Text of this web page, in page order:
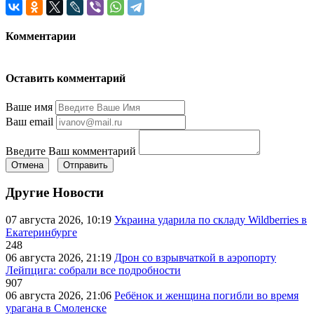
Комментарии
Оставить комментарий
Ваше имя
Ваш email
Введите Ваш комментарий
Отмена Отправить
Другие Новости
07 августа 2026, 10:19 Украина ударила по складу Wildberries в
Екатеринбурге
248
06 августа 2026, 21:19 Дрон со взрывчаткой в аэропорту
Лейпцига: собрали все подробности
907
06 августа 2026, 21:06 Ребёнок и женщина погибли во время
урагана в Смоленске